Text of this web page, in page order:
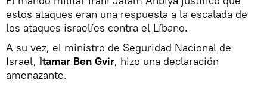
estos ataques eran una respuesta a la escalada de
los ataques israelíes contra el Líbano.
A su vez, el ministro de Seguridad Nacional de
Israel, Itamar Ben Gvir, hizo una declaración
amenazante.